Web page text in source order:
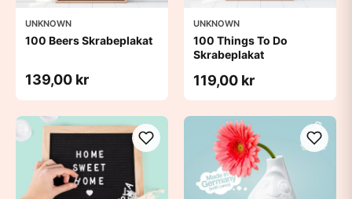
UNKNOWN
100 Beers Skrabeplakat
139,00 kr
UNKNOWN
100 Things To Do
Skrabeplakat
119,00 kr